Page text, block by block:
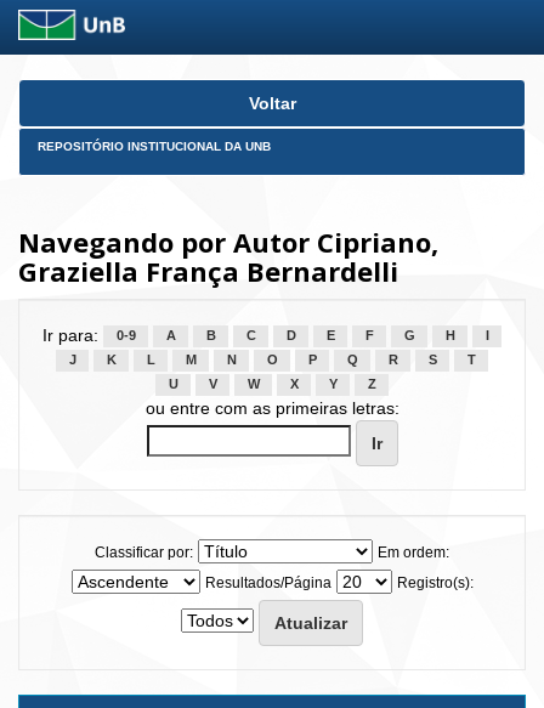
Skip
Voltar
REPOSITÓRIO INSTITUCIONAL DA UNB
Navegando por Autor Cipriano,
Graziella França Bernardelli
Ir para: 0-9 A B C D E F G H
J
K L M N O P Q R S
T
U
V W X Y Z
ou entre com as primeiras letras:
Classificar por:
Em ordem:
Resultados/Página
Registro(s):